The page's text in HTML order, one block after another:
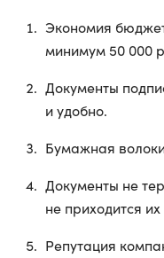
Экономия
минимум 50 000
Документы
и удобно.
Бумажная
Документы не
не приходится
Репутация